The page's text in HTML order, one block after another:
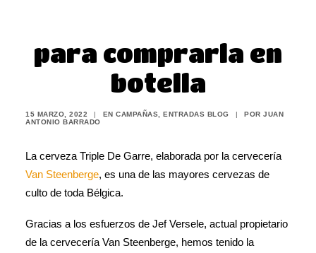
para comprarla en
botella
15 MARZO, 2022 | EN CAMPAÑAS ENTRADAS BLOG | POR JUAN
ANTONIO BARRADO
La cerveza Triple De Garre, elaborada por la cervecería
Van Steenberge, es una de las mayores cervezas de
culto de toda Bélgica.
Gracias a los esfuerzos de Jef Versele, actual propietario
de la cervecería Van Steenberge, hemos tenido la